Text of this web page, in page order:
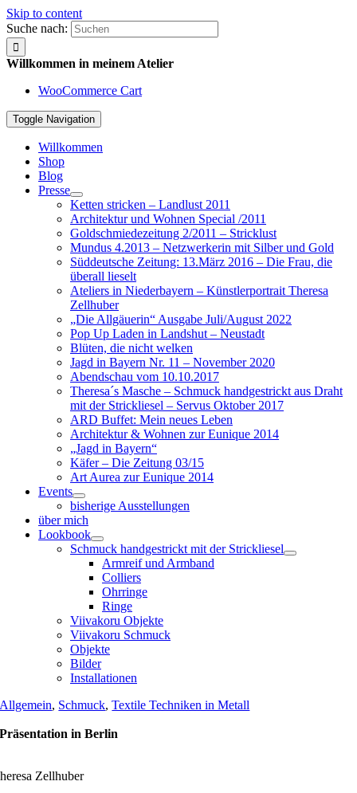
Skip to content
Suche nach:
Willkommen in meinem Atelier
WooCommerce Cart
Toggle Navigation
Willkommen
Shop
Blog
Presse
Ketten stricken – Landlust 2011
Architektur und Wohnen Special /2011
Goldschmiedezeitung 2/2011 – Stricklust
Mundus 4.2013 – Netzwerkerin mit Silber und Gold
Süddeutsche Zeitung: 13.März 2016 – Die Frau, die
überall lieselt
Ateliers in Niederbayern – Künstlerportrait Theresa
Zellhuber
„Die Allgäuerin“ Ausgabe Juli/August 2022
Pop Up Laden in Landshut – Neustadt
Blüten, die nicht welken
Jagd in Bayern Nr. 11 – November 2020
Abendschau vom 10.10.2017
Theresa´s Masche – Schmuck handgestrickt aus Draht
mit der Strickliesel – Servus Oktober 2017
ARD Buffet: Mein neues Leben
Architektur & Wohnen zur Eunique 2014
„Jagd in Bayern“
Käfer – Die Zeitung 03/15
Art Aurea zur Eunique 2014
Events
bisherige Ausstellungen
über mich
Lookbook
Schmuck handgestrickt mit der Strickliesel
Armreif und Armband
Colliers
Ohrringe
Ringe
Viivakoru Objekte
Viivakoru Schmuck
Objekte
Bilder
Installationen
Allgemein, Schmuck,Textile Techniken in Metall
Präsentation in Berlin
Zellhuber